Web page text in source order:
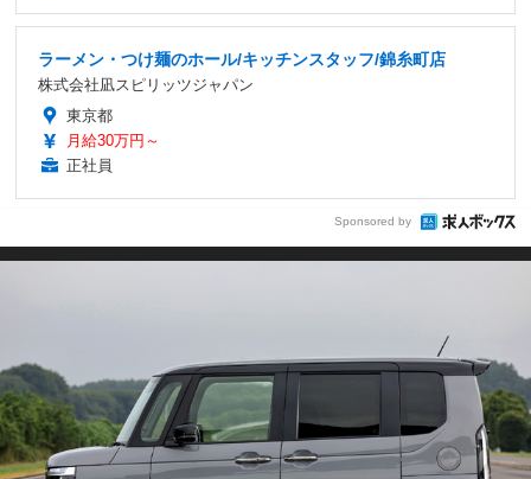
ラーメン・つけ麺のホール/キッチンスタッフ/錦糸町店
株式会社凪スピリッツジャパン
東京都
月給30万円～
正社員
Sponsored by